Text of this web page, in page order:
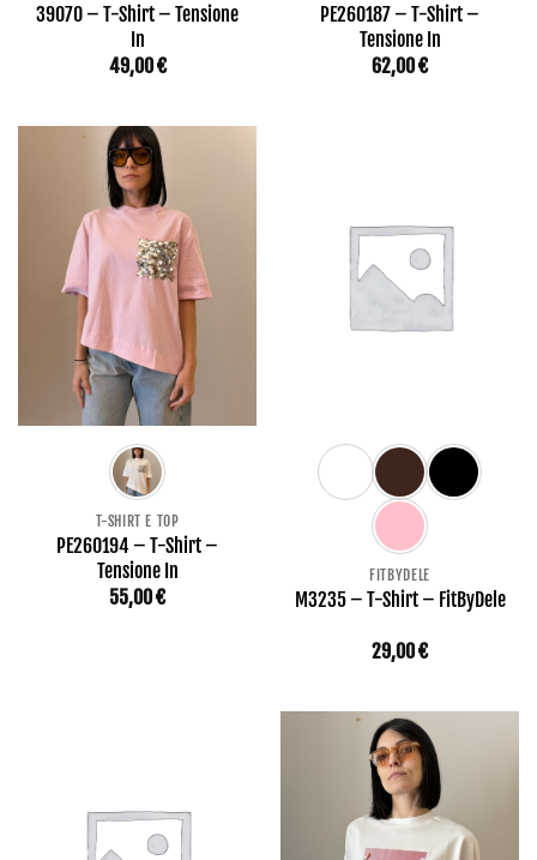
39070 – T-Shirt – Tensione
In
49,00€
PE260187 – T-Shirt –
Tensione In
62,00€
T-SHIRT E TOP
PE260194 – T-Shirt –
Tensione In
55,00€
FITBYDELE
M3235 – T-Shirt – FitByDele
29,00€